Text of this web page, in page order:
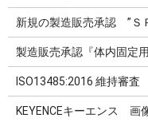
新規の製造販売承認 ”Ｓ
製造販売承認『体内固定
ISO13485:2016 維持審査
KEYENCEキーエンス 画